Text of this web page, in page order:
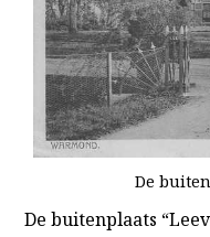
De
De buitenplaats